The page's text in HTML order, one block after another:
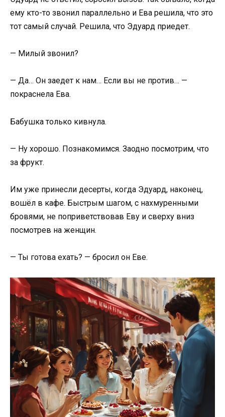
ему кто-то звонил параллельно и Ева решила, что это
тот самый случай. Решила, что Эдуард приедет.
— Милый звонил?
— Да… Он заедет к нам… Если вы не против… —
покраснела Ева.
Бабушка только кивнула.
— Ну хорошо. Познакомимся. Заодно посмотрим, что
за фрукт.
Им уже принесли десерты, когда Эдуард, наконец,
вошёл в кафе. Быстрым шагом, с нахмуренными
бровями, не поприветствовав Еву и сверху вниз
посмотрев на женщин.
— Ты готова ехать? — бросил он Еве.